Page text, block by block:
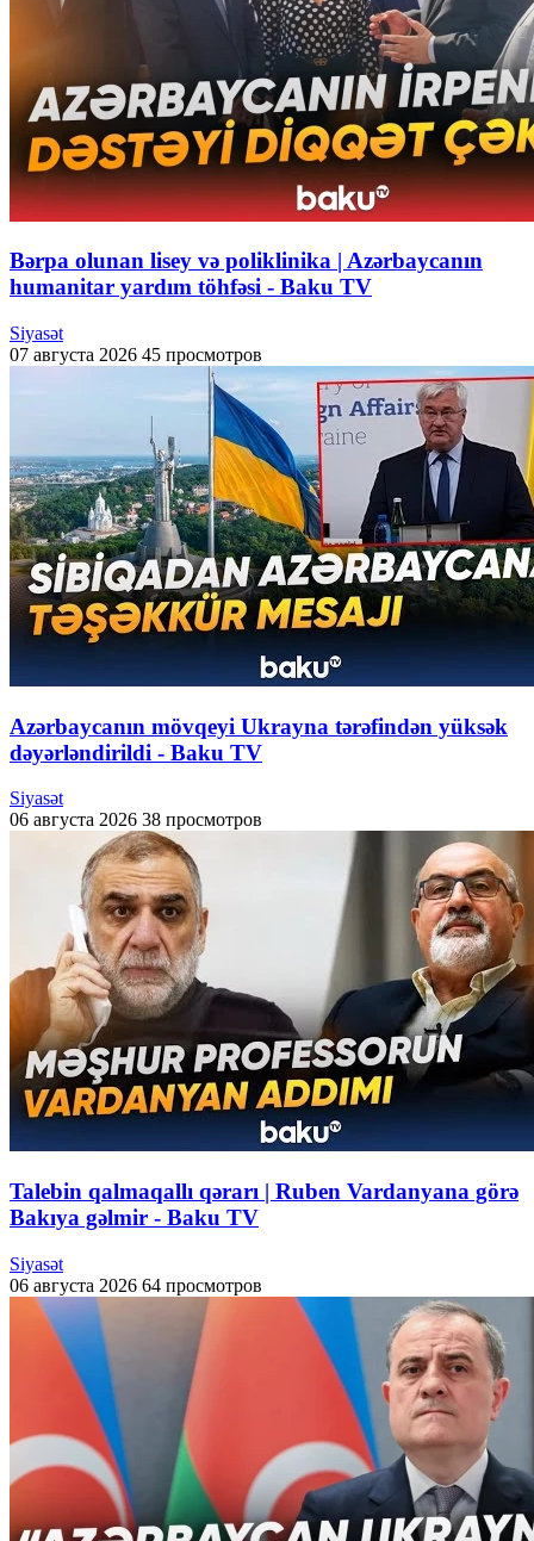
Bərpa olunan lisey və poliklinika | Azərbaycanın
humanitar yardım töhfəsi - Baku TV
Siyasət
07 августа 2026 45 просмотров
Azərbaycanın mövqeyi Ukrayna tərəfindən yüksək
dəyərləndirildi - Baku TV
Siyasət
06 августа 2026 38 просмотров
Talebin qalmaqallı qərarı | Ruben Vardanyana görə
Bakıya gəlmir - Baku TV
Siyasət
06 августа 2026 64 просмотров